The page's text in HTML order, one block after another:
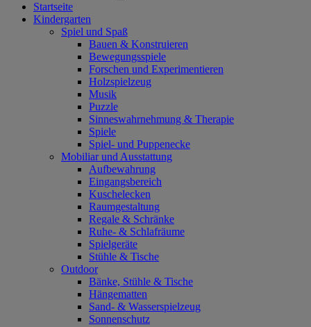
Startseite
Kindergarten
Spiel und Spaß
Bauen & Konstruieren
Bewegungsspiele
Forschen und Experimentieren
Holzspielzeug
Musik
Puzzle
Sinneswahrnehmung & Therapie
Spiele
Spiel- und Puppenecke
Mobiliar und Ausstattung
Aufbewahrung
Eingangsbereich
Kuschelecken
Raumgestaltung
Regale & Schränke
Ruhe- & Schlafräume
Spielgeräte
Stühle & Tische
Outdoor
Bänke, Stühle & Tische
Hängematten
Sand- & Wasserspielzeug
Sonnenschutz